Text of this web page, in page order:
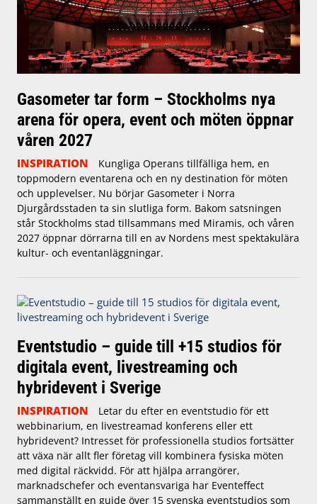
Gasometer tar form – Stockholms nya
arena för opera, event och möten öppnar
våren 2027
INSPIRATION
Kungliga Operans tillfälliga hem, en
toppmodern eventarena och en ny destination för möten
och upplevelser. Nu börjar Gasometer i Norra
Djurgårdsstaden ta sin slutliga form. Bakom satsningen
står Stockholms stad tillsammans med Miramis, och våren
2027 öppnar dörrarna till en av Nordens mest spektakulära
kultur- och eventanläggningar.
Eventstudio – guide till +15 studios för
digitala event, livestreaming och
hybridevent i Sverige
INSPIRATION
Letar du efter en eventstudio för ett
webbinarium, en livestreamad konferens eller ett
hybridevent? Intresset för professionella studios fortsätter
att växa när allt fler företag vill kombinera fysiska möten
med digital räckvidd. För att hjälpa arrangörer,
marknadschefer och eventansvariga har Eventeffect
sammanställt en guide över 15 svenska eventstudios som